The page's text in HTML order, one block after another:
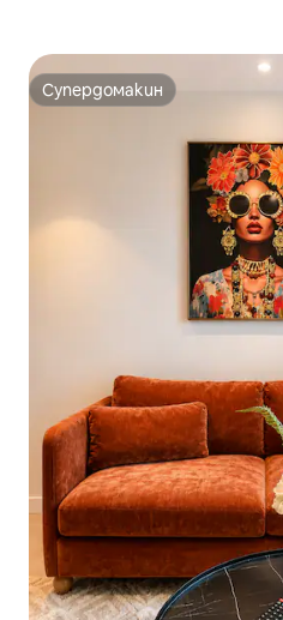
Супердомакин
Супердомакин